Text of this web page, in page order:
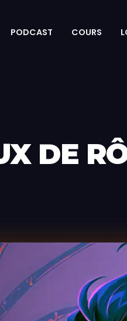
PODCAST COURS
DE